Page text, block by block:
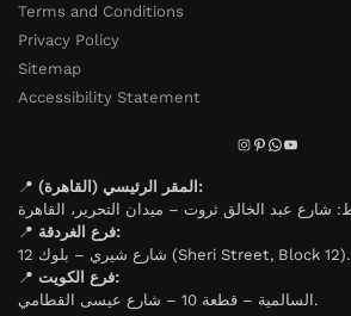
Terms and Conditions
Privacy Policy
Sitemap
Accessibility Statement
📍
المقر الرئيسي (القاهرة):
📍
فرع الغردقة:
شارع شيري – بلوك 12 (Sheri Street, Block 12).
📍
فرع الكويت:
السالمية – قطعة 10 – شارع عيسى القطامي.